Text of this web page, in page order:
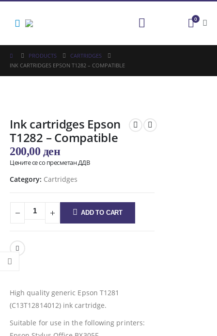
0
PRODUCTS
CARTRIDGES
INK CARTRIDGES EPSON T1282 – COMPATIBLE
Ink cartridges Epson
T1282 – Compatible
200,00 ден
Цените се со пресметан ДДВ
Category: Cartridges
ADD TO CART
High quality generic Epson T1281
(C13T12814012) ink cartridge.
Suitable for use in the following printers: